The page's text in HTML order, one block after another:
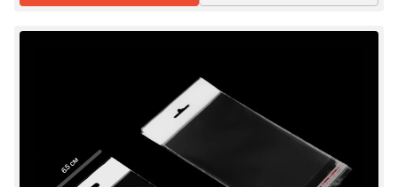
6.5 см